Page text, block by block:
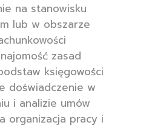
na stanowisku
lub w obszarze
zasad
księgowości
doświadczenie w
i analizie umów
organizacja pracy i